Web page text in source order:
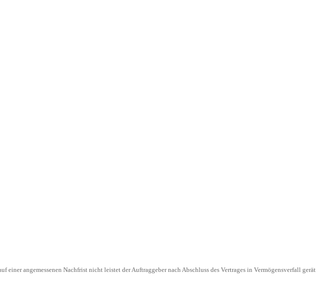
angemessenen Nachfrist nicht leistet der Auftraggeber nach Abschluss des Vertrages in Vermögensverfall gerät